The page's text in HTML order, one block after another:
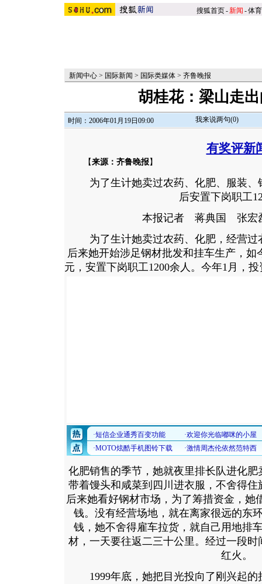
搜狐首页-新闻 -体育
新闻中心 > 国际新闻 > 国际类媒体 > 齐鲁晚报
胡桂花：梁山走
时间：2006年01月19日09:00 我来说两句(0)
有奖评新
【来源：齐鲁晚报】
为了生计她卖过农药、化肥、服装、
后安置下岗职工
本报记者 蒋典国 张宏
为了生计她卖过农药、化肥，经营过
后来她开始涉足钢材批发和挂车生产，如
元，安置下岗职工1200余人。 今年1月，
化肥销售的季节，她就夜里排长队进化
带着馒头和咸菜到四川进衣服，不舍得
后来她看好钢材市场，为了筹措资金，她
钱。没有经营场地，就在离家很远的东
钱，她不舍得雇车拉货，就自己用地排
材，一天要往返二三十公里。经过一段
红火。
1999年底，她把目光投向了刚兴起的